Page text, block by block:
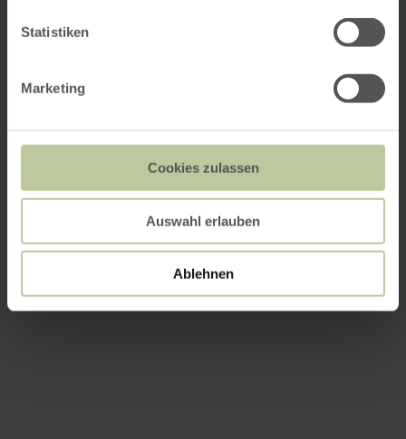
Statistiken
Marketing
Cookies zulassen
Auswahl erlauben
Ablehnen